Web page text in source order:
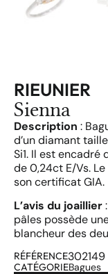
RIEUNIER
Sienna
Description :
d’un diamant
Si1. Il est
de 0,24ct E/Vs.
son certificat GIA.
L’avis du joaillier
pâles possède
blancheur des
RÉFÉRENCE302149
CATÉGORIEBagues